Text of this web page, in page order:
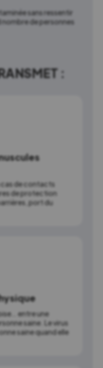
sans ressentir
nombre de personnes
:
cas de contacts
de protection
port du
entre une
saine. Le virus
saine quand elle